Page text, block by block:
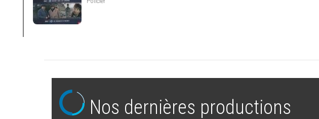
Nos dernières productions